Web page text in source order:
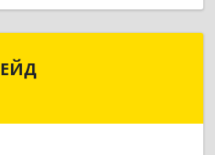
Респ, Грозный г, Полярников